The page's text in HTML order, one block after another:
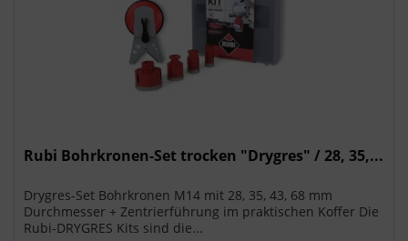
Rubi Bohrkronen-Set trocken "Drygres" / 28, 35,...
Drygres-Set Bohrkronen M14 mit 28, 35, 43, 68 mm
Durchmesser + Zentrierführung im praktischen Koffer Die
Rubi-DRYGRES Kits sind die...